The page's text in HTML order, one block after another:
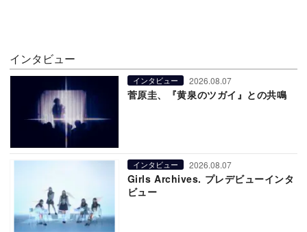
インタビュー
インタビュー 2026.08.07
菅原圭、『黄泉のツガイ』との共鳴
インタビュー 2026.08.07
Girls Archives. プレデビューインタ
ビュー